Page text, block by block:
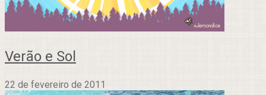
Verão e Sol
22 de fevereiro de 2011